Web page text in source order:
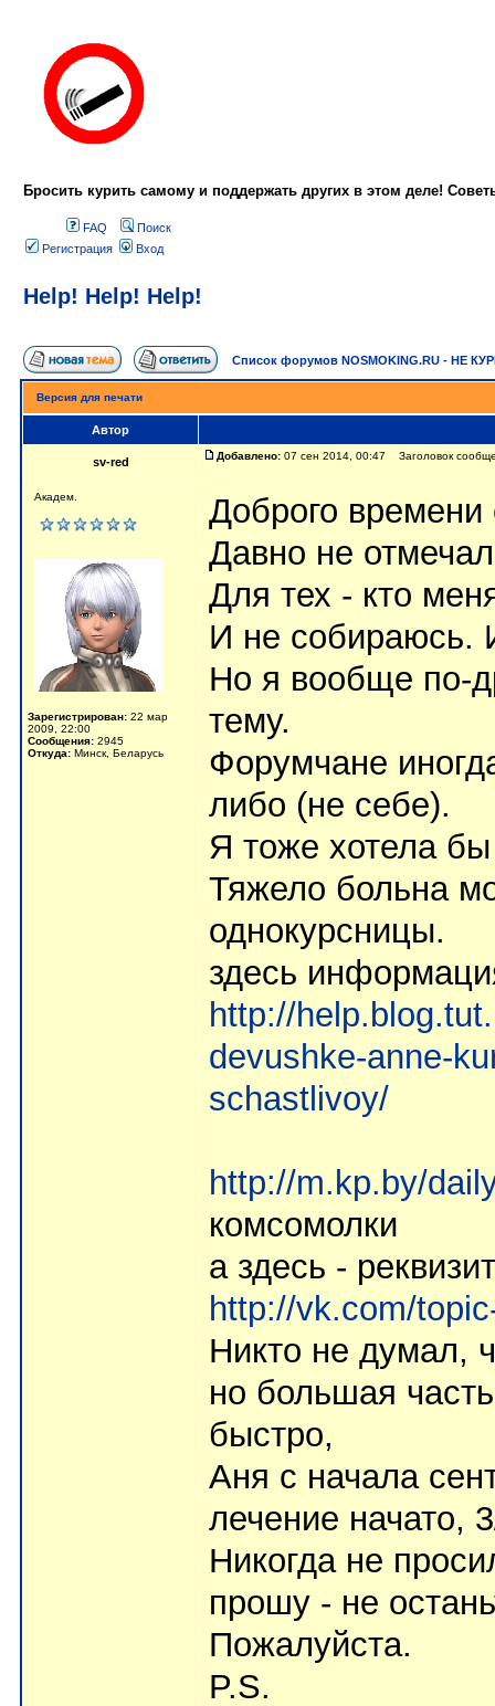
Бросить курить самому и поддержать других в этом деле!
FAQ
Поиск
Регистрация
Вход
Help! Help! Help!
Список форумов NOSMOKING.RU - НЕ
Версия для печати
Автор
sv-red Добавлено: 07 сен 2014, 00:47 Заголовок
Академ.
Зарегистрирован: 22 мар
2009, 22:00
Сообщения: 2945
Откуда: Минск, Беларусь
Доброго времени
Давно не
Для тех - кто
И не собираюсь.
Но я вообще по-
тему.
Форумчане
либо (не себе).
Я тоже хотела бы
Тяжело больна
однокурсницы.
здесь
http://
devushke-anne-
schastlivoy/
http://m.kp.by/
комсомолки
а здесь -
http://vk.com/
Никто не думал,
но большая
быстро,
Аня с начала
лечение начато,
Никогда не
прошу - не
Пожалуйста.
P.S.